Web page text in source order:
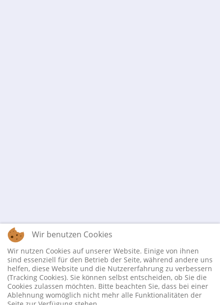
Wir benutzen Cookies
Wir nutzen Cookies auf unserer Website. Einige von ihnen
sind essenziell für den Betrieb der Seite, während andere uns
helfen, diese Website und die Nutzererfahrung zu verbessern
(Tracking Cookies). Sie können selbst entscheiden, ob Sie die
Cookies zulassen möchten. Bitte beachten Sie, dass bei einer
Ablehnung womöglich nicht mehr alle Funktionalitäten der